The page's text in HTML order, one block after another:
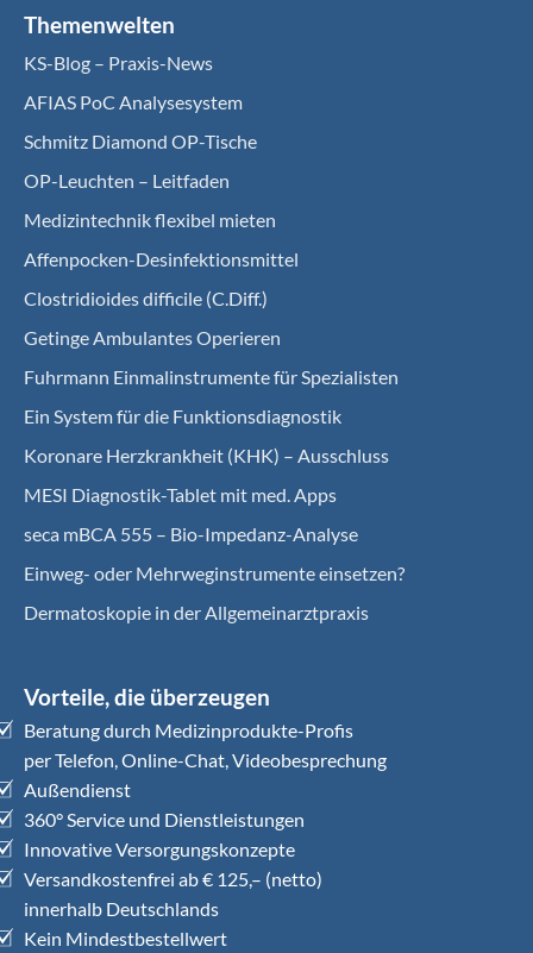
Themenwelten
KS-Blog – Praxis-News
AFIAS PoC Analysesystem
Schmitz Diamond OP-Tische
OP-Leuchten – Leitfaden
Medizintechnik flexibel mieten
Affenpocken-Desinfektionsmittel
Clostridioides difficile (C.Diff.)
Getinge Ambulantes Operieren
Fuhrmann Einmalinstrumente für Spezialisten
Ein System für die Funktionsdiagnostik
Koro­nare Herz­krank­heit (KHK) – Ausschluss
MESI Diagnostik-Tablet mit med. Apps
seca mBCA 555 – Bio-Impedanz-Analyse
Einweg- oder Mehrweginstrumente einsetzen?
Dermatoskopie in der Allgemeinarztpraxis
Vorteile, die überzeugen
Beratung durch Medizinprodukte-Profis
per Telefon, Online-Chat, Videobesprechung
Außendienst
360° Service und Dienstleistungen
Innovative Versorgungskonzepte
Versandkostenfrei ab € 125,– (netto)
innerhalb Deutschlands
Kein Mindestbestellwert